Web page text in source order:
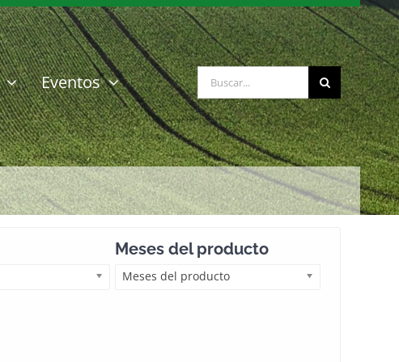
Eventos Buscar:
Meses del producto
Meses del producto